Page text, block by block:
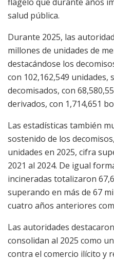
salud pública.
Durante 2025, las
millones de unidades de
destacándose los
con 102,162,549
decomisados, con
derivados, con 1,714,651
Las estadísticas también
sostenido de los
unidades en 2025, cifra
2021 al 2024. De igual
incineradas totalizaron
superando en más de 67
cuatro años anteriores
Las autoridades
consolidan al 2025 como
contra el comercio ilícito y